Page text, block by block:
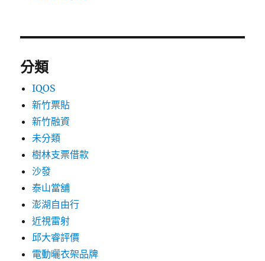
分類
IQOS
新竹票貼
新竹融資
未分類
樹林支票借款
沙發
泰山當舖
澎湖自由行
近視雷射
邱大睿評價
電動曬衣架品牌